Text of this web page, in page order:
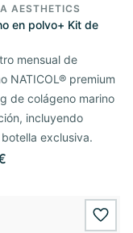
AESTHETICS
en polvo+ Kit de
mensual de
NATICOL® premium
de colágeno marino
incluyendo
exclusiva.